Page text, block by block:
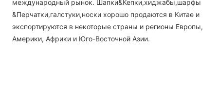
международный рынок. Шапки&Кепки,хиджабы,шарфы
&Перчатки,галстуки,носки хорошо продаются в Китае и
экспортируются в некоторые страны и регионы Европы,
Америки, Африки и Юго-Восточной Азии.